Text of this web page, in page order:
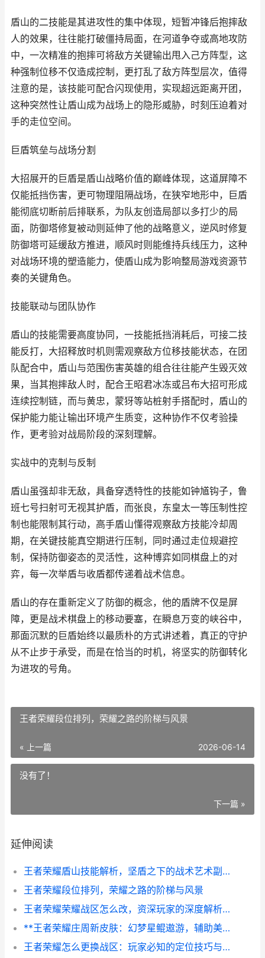
盾山的二技能是其进攻性的集中体现，短暂冲锋后抱摔敌
人的效果，往往能打破僵持局面，在河道争夺或高地攻防
中，一次精准的抱摔可将敌方关键输出甩入己方阵型，这
种强制位移不仅造成控制，更打乱了敌方阵型层次，值得
注意的是，该技能可配合闪现使用，实现超远距离开团，
这种突然性让盾山成为战场上的隐形威胁，时刻压迫着对
手的走位空间。
巨盾筑垒与战场分割
大招展开的巨盾是盾山战略价值的巅峰体现，这道屏障不
仅能抵挡伤害，更可物理阻隔战场，在狭窄地形中，巨盾
能彻底切断前后排联系，为队友创造局部以多打少的局
面，防御塔修复被动则延伸了他的战略意义，逆风时修复
防御塔可延缓敌方推进，顺风时则能维持兵线压力，这种
对战场环境的塑造能力，使盾山成为影响整局游戏资源节
奏的关键角色。
技能联动与团队协作
盾山的技能需要高度协同，一技能抵挡消耗后，可接二技
能反打，大招释放时机则需观察敌方位移技能状态，在团
队配合中，盾山与范围伤害英雄的组合往往能产生毁灭效
果，当其抱摔敌人时，配合王昭君冰冻或吕布大招可形成
连续控制链，而与黄忠，蒙犽等站桩射手搭配时，盾山的
保护能力能让输出环境产生质变，这种协作不仅考验操
作，更考验对战局阶段的深刻理解。
实战中的克制与反制
盾山虽强却非无敌，具备穿透特性的技能如钟馗钩子，鲁
班七号扫射可无视其护盾，而张良，东皇太一等压制性控
制也能限制其行动，高手盾山懂得观察敌方技能冷却周
期，在关键技能真空期进行压制，同时通过走位规避控
制，保持防御姿态的灵活性，这种博弈如同棋盘上的对
弈，每一次举盾与收盾都传递着战术信息。
盾山的存在重新定义了防御的概念，他的盾牌不仅是屏
障，更是战术棋盘上的移动要塞，在瞬息万变的峡谷中，
那面沉默的巨盾始终以最质朴的方式讲述着，真正的守护
从不止步于承受，而是在恰当的时机，将坚实的防御转化
为进攻的号角。
王者荣耀段位排列，荣耀之路的阶梯与风景
« 上一篇 2026-06-14
没有了！
下一篇 »
延伸阅读
王者荣耀盾山技能解析，坚盾之下的战术艺术副标题，重筑防线与逆转战场的沉默力量
王者荣耀段位排列，荣耀之路的阶梯与风景
王者荣耀荣耀战区怎么改，资深玩家的深度解析与实战指南
**王者荣耀庄周新皮肤：幻梦星鲲遨游，辅助美学新篇章——评“玄嵩”与“云端筑梦师”的视觉突破**
王者荣耀怎么更换战区：玩家必知的定位技巧与策略